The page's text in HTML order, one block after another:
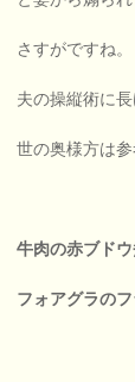
さすがですね。
夫の操縦術に長
世の奥様方は
牛肉の赤ブド
フォアグラの